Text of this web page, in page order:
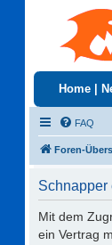
Home
FAQ
Foren-
Schnapper
Mit dem
ein Vertrag